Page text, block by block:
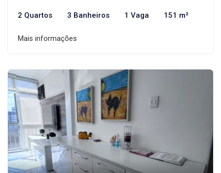
2 Quartos 3 Banheiros 1 Vaga 151 m²
Mais informações